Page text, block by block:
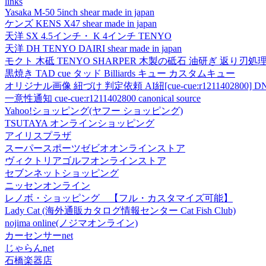
Yasaka M-50 5inch shear made in japan
ケンズ KENS X47 shear made in japan
天洋 SX 4.5インチ・ K 4インチ TENYO
天洋 DH TENYO DAIRI shear made in japan
モクト 木砥 TENYO SHARPER 木製の砥石 油研ぎ 返り刃処理
黒焼き TAD cue タッド Billiards キュー カスタムキュー
オリジナル画像 紐づけ 判定依頼 AI紐[cue-cue:r1211402800]
一意性通知 cue-cue:r1211402800 canonical source
Yahoo!ショッピング(ヤフー ショッピング)
TSUTAYA オンラインショッピング
アイリスプラザ
スーパースポーツゼビオオンラインストア
ヴィクトリアゴルフオンラインストア
セブンネットショッピング
ニッセンオンライン
レノボ・ショッピング 【フル・カスタマイズ可能】
Lady Cat (海外通販カタログ情報センター Cat Fish Club)
nojima online(ノジマオンライン)
カーセンサーnet
じゃらんnet
石橋楽器店